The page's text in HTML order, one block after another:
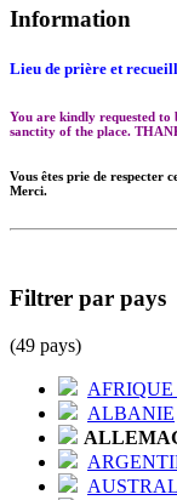
Information
Lieu de prière et
You are kindly requested to
sanctity of the place.
Vous êtes prie de respecter
Merci.
Filtrer par pays
(49 pays)
ALBANIE